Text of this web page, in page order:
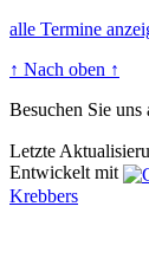
alle Termine
↑ Nach oben ↑
Besuchen Sie uns
Letzte
Entwickelt mit
Krebbers